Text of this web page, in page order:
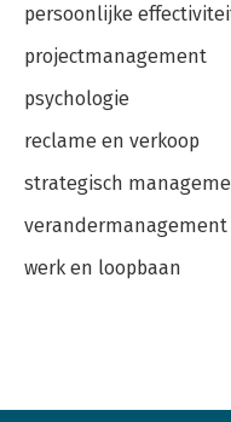
persoonlijke
projectmanagement
psychologie
reclame en verkoop
strategisch
verandermanagement
werk en loopbaan